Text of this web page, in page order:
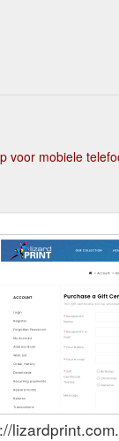
voor mobiele